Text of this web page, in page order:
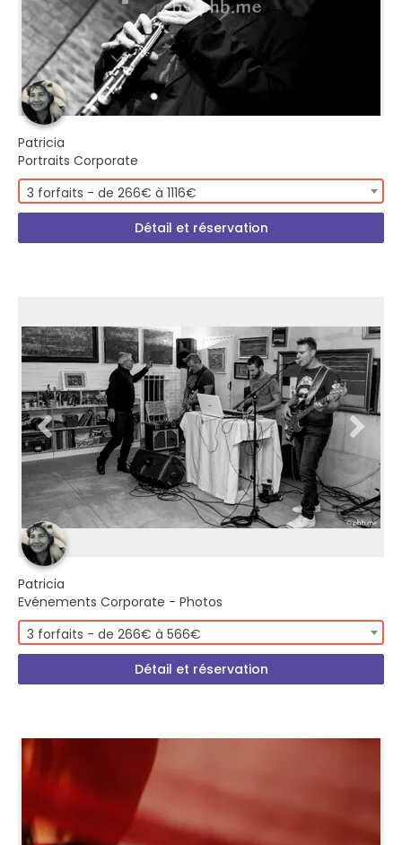
Patricia
Portraits Corporate
3 forfaits - de 266€ à 1116€
Détail et réservation
Patricia
Evénements Corporate - Photos
3 forfaits - de 266€ à 566€
Détail et réservation